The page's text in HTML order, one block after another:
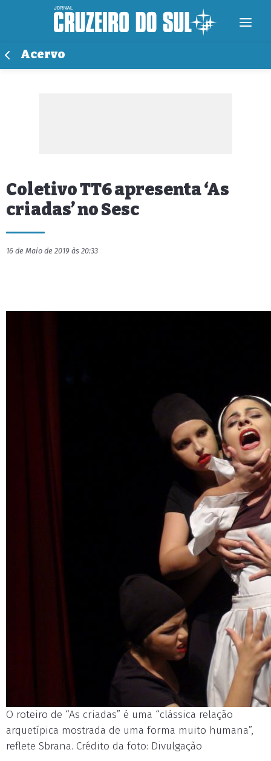
Acervo
Coletivo TT6 apresenta ‘As
criadas’ no Sesc
16 de Maio de 2019 às 20:33
O roteiro de “As criadas” é uma “clássica relação
arquetípica mostrada de uma forma muito humana”,
reflete Sbrana. Crédito da foto: Divulgação